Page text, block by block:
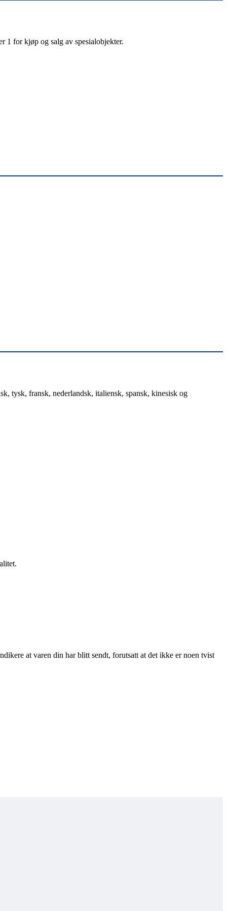
1 for kjøp og salg av spesialobjekter.
tysk, fransk, nederlandsk, italiensk, spansk, kinesisk og
at varen din har blitt sendt, forutsatt at det ikke er noen tvist